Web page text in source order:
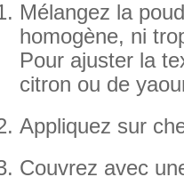
Mélangez la
homogène, ni
Pour ajuster la
citron ou de
Appliquez sur
Couvrez avec